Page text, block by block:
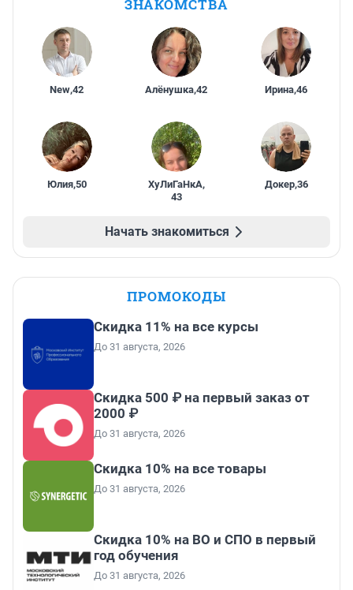
ЗНАКОМСТВА
New,42 Алёнушка,42 Ирина,46
Юлия,50 ХуЛиГаНкА,
43
Докер,36
Начать знакомиться
ПРОМОКОДЫ
Скидка 11% на все курсы
До 31 августа, 2026
Скидка 500 ₽ на первый заказ от
2000 ₽
До 31 августа, 2026
Скидка 10% на все товары
До 31 августа, 2026
Скидка 10% на ВО и СПО в первый
год обучения
До 31 августа, 2026